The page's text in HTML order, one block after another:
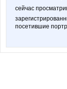
сейчас
посетившие